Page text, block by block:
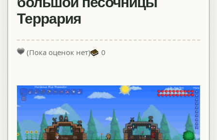
Террария
(Пока оценок нет) 0